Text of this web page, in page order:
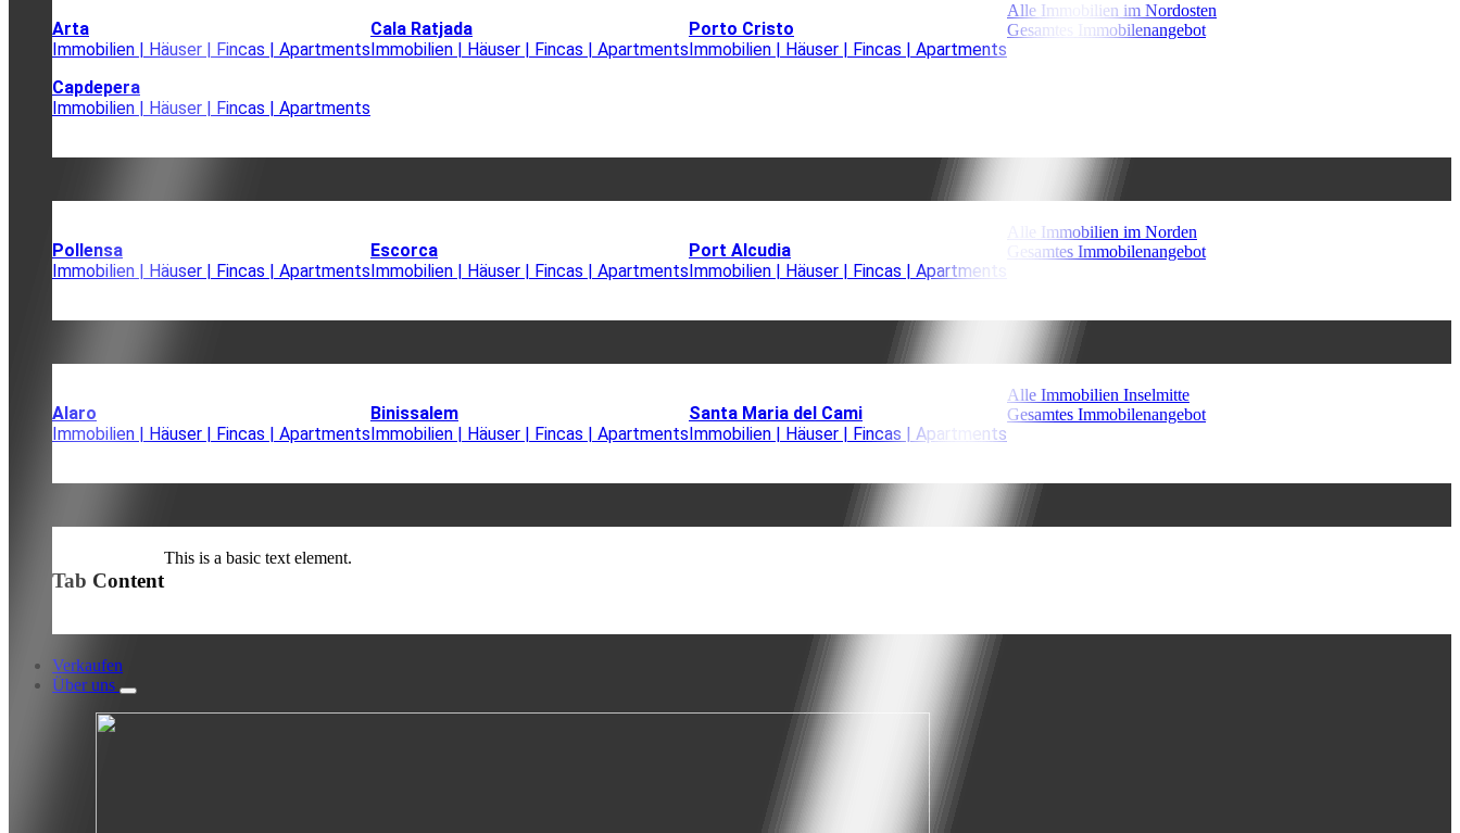
Arta
Immobilien | Häuser | Fincas | Apartments
Capdepera
Immobilien | Häuser | Fincas | Apartments
Cala Ratjada
Immobilien | Häuser | Fincas | Apartments
Porto Cristo
Immobilien | Häuser | Fincas | Apartments
Alle Immobilien im Nordosten
Gesamtes Immobilenangebot
Pollensa
Immobilien | Häuser | Fincas | Apartments
Escorca
Immobilien | Häuser | Fincas | Apartments
Port Alcudia
Immobilien | Häuser | Fincas | Apartments
Alle Immobilien im Norden
Gesamtes Immobilenangebot
Alaro
Immobilien | Häuser | Fincas | Apartments
Binissalem
Immobilien | Häuser | Fincas | Apartments
Santa Maria del Cami
Immobilien | Häuser | Fincas | Apartments
Alle Immobilien Inselmitte
Gesamtes Immobilenangebot
Tab Content
This is a basic text element.
Verkaufen
Über uns